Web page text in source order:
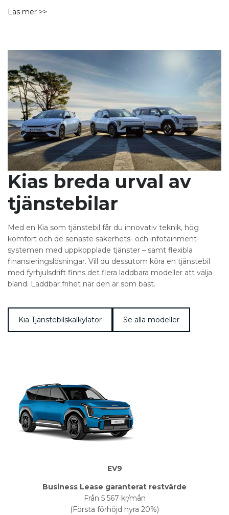
Läs mer >>
Kias breda urval av
tjänstebilar
Med en Kia som tjänstebil får du innovativ teknik, hög
komfort och de senaste säkerhets- och infotainment-
systemen med uppkopplade tjänster – samt flexibla
finansieringslösningar. Vill du dessutom köra en tjänstebil
med fyrhjulsdrift finns det flera laddbara modeller att välja
bland. Laddbar frihet när den är som bäst.
Kia Tjänstebilskalkylator Se alla modeller
EV9
Business Lease garanterat restvärde
Från 5 567 kr/mån
(Första förhöjd hyra 20%)